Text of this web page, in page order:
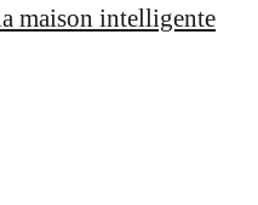
maison intelligente